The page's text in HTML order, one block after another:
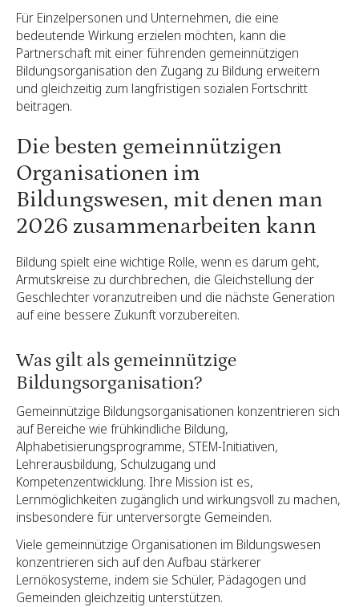
Für Einzelpersonen und Unternehmen, die eine
bedeutende Wirkung erzielen möchten, kann die
Partnerschaft mit einer führenden gemeinnützigen
Bildungsorganisation den Zugang zu Bildung erweitern
und gleichzeitig zum langfristigen sozialen Fortschritt
beitragen.
Die besten gemeinnützigen
Organisationen im
Bildungswesen, mit denen man
2026 zusammenarbeiten kann
Bildung spielt eine wichtige Rolle, wenn es darum geht,
Armutskreise zu durchbrechen, die Gleichstellung der
Geschlechter voranzutreiben und die nächste Generation
auf eine bessere Zukunft vorzubereiten.
Was gilt als gemeinnützige
Bildungsorganisation?
Gemeinnützige Bildungsorganisationen konzentrieren sich
auf Bereiche wie frühkindliche Bildung,
Alphabetisierungsprogramme, STEM-Initiativen,
Lehrerausbildung, Schulzugang und
Kompetenzentwicklung. Ihre Mission ist es,
Lernmöglichkeiten zugänglich und wirkungsvoll zu machen,
insbesondere für unterversorgte Gemeinden.
Viele gemeinnützige Organisationen im Bildungswesen
konzentrieren sich auf den Aufbau stärkerer
Lernökosysteme, indem sie Schüler, Pädagogen und
Gemeinden gleichzeitig unterstützen.